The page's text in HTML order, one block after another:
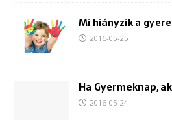
Mi hiányzik a
2016-05-25
Ha Gyermeknap,
2016-05-24